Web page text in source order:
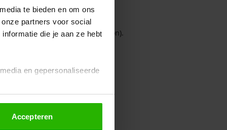
te bieden en om ons
partners voor social
die je aan ze hebt
en gepersonaliseerde
Accepteren
console for more information).